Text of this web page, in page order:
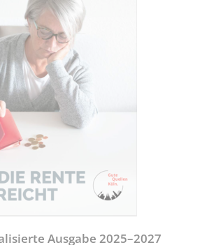
Ausgabe 2025–2027